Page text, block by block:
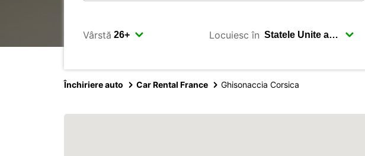
Vârstă Locuiesc în
Închiriere auto Car Rental France Ghisonaccia Corsica